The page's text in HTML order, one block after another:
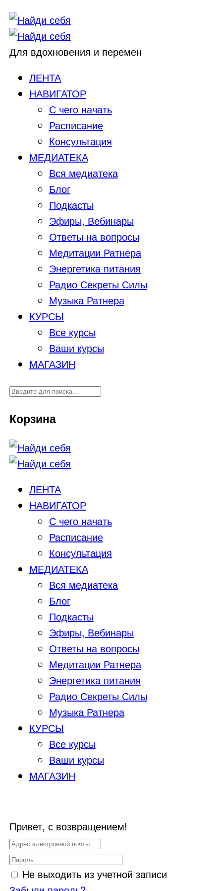
Для вдохновения и перемен
ЛЕНТА
НАВИГАТОР
С чего начать
Расписание
Консультация
МЕДИАТЕКА
Вся медиатека
Блог
Подкасты
Эфиры, Вебинары
Ответы на вопросы
Медитации Ратнера
Энергетика питания
Радио Секреты Силы
Музыка Ратнера
КУРСЫ
Все курсы
Ваши курсы
МАГАЗИН
Корзина
ЛЕНТА
НАВИГАТОР
С чего начать
Расписание
Консультация
МЕДИАТЕКА
Вся медиатека
Блог
Подкасты
Эфиры, Вебинары
Ответы на вопросы
Медитации Ратнера
Энергетика питания
Радио Секреты Силы
Музыка Ратнера
КУРСЫ
Все курсы
Ваши курсы
МАГАЗИН
Привет, с возвращением!
Не выходить из учетной записи